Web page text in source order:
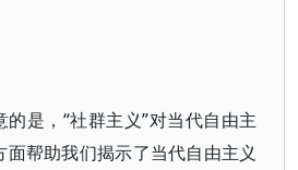
是，“社群主义”对当代自由主
面帮助我们揭示了当代自由主义